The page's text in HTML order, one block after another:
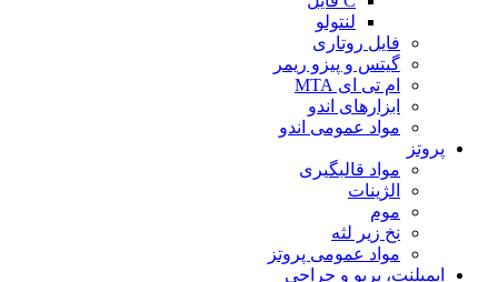
لنتولو
فایل روتاری
گیتس و پیزو ریمر
ام تی ای MTA
ابزارهای اندو
مواد عمومی اندو
پروتز
مواد قالبگیری
الژینات
موم
نخ زیر لثه
مواد عمومی پروتز
ایمپلنت، پریو و جراحی